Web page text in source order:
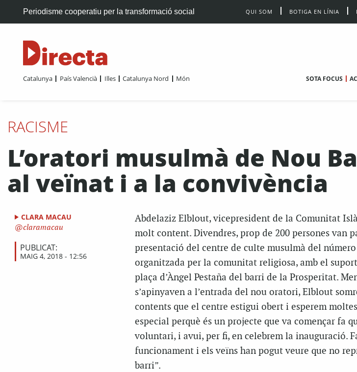
Periodisme cooperatiu per la transformació social QUI SOM BOTIGA EN LÍNIA
Catalunya País Valencià Illes Catalunya Nord Món SOTA FOCUS
RACISME
L’oratori musulmà de Nou
al veïnat i a la convivència
CLARA MACAU
claramacau
PUBLICAT:
MAIG 4, 2018 - 12:56
Abdelaziz Elblout, vicepresident de la Comunitat
molt content. Divendres, prop de 200 persones van
presentació del centre de culte musulmà del número
organitzada per la comunitat religiosa, amb el
plaça d’Àngel Pestaña del barri de la Prosperitat.
s’apinyaven a l’entrada del nou oratori, Elblout
contents que el centre estigui obert i esperem
especial perquè és un projecte que va començar fa
voluntari, i avui, per fi, en celebrem la inauguració.
funcionament i els veïns han pogut veure que no
barri”.